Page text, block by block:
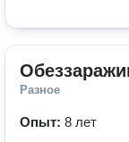
Разное
Опыт: 8 лет